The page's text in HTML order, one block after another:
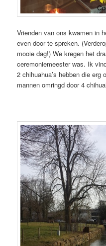
Vrienden van ons kwamen in
even door te spreken.
mooie dag!) We kregen het
ceremoniemeester was. Ik
2 chihuahua’s hebben die
mannen omringd door 4